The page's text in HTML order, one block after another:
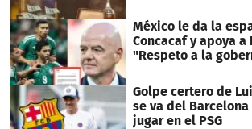
México le da la
Concacaf y apoya
"Respeto a la
Golpe certero de
se va del Barcelona
jugar en el PSG